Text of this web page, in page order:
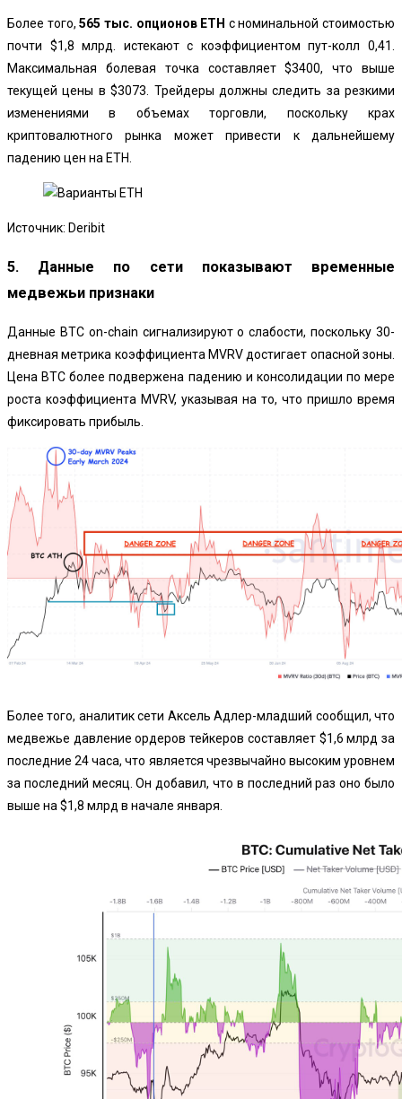
Более того,565 тыс. опционов ETH с номинальной стоимостью
почти $1,8 млрд. истекают с коэффициентом пут-колл 0,41.
Максимальная болевая точка составляет $3400, что выше
текущей цены в $3073. Трейдеры должны следить за резкими
изменениями в объемах торговли, поскольку крах
криптовалютного рынка может привести к дальнейшему
падению цен на ETH.
Источник: Deribit
5. Данные по сети показывают временные
медвежьи признаки
Данные BTC on-chain сигнализируют о слабости, поскольку 30-
дневная метрика коэффициента MVRV достигает опасной зоны.
Цена BTC более подвержена падению и консолидации по мере
роста коэффициента MVRV, указывая на то, что пришло время
фиксировать прибыль.
Более того, аналитик сети Аксель Адлер-младший сообщил, что
медвежье давление ордеров тейкеров составляет $1,6 млрд за
последние 24 часа, что является чрезвычайно высоким уровнем
за последний месяц. Он добавил, что в последний раз оно было
выше на $1,8 млрд в начале января.